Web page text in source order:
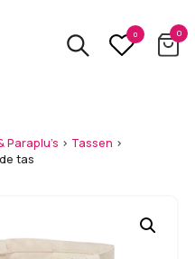
0 0
Paraplu's > Tassen >
tas